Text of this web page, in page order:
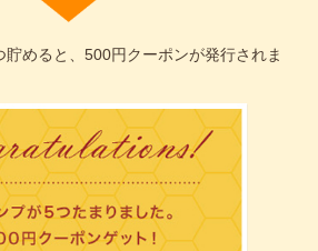
貯めると、500円クーポンが発行されま